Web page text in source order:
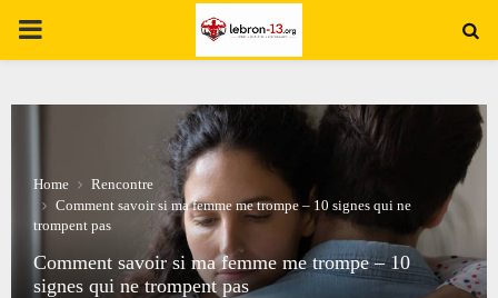
PRIMARY
Home
Rencontre
Comment savoir si ma femme me trompe – 10 signes qui ne
trompent pas
Comment savoir si ma femme me trompe – 10
signes qui ne trompent pas